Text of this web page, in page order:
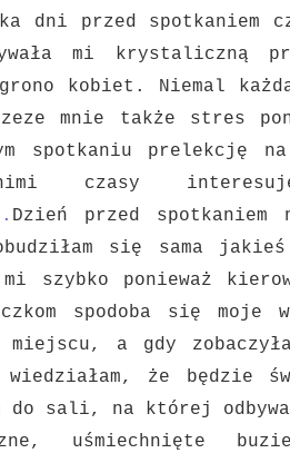
dni przed spotkaniem
mi krystaliczną
kobiet. Niemal
mnie także stres
spotkaniu prelekcję
czasy
Dzień przed spotkaniem
się sama
szybko ponieważ
spodoba się moje
miejscu, a gdy
wiedziałam, że będzie
do sali, na której
uśmiechnięte